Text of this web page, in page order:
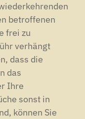
betroffenen
frei zu
verhängt
dass die
das
Ihre
sonst in
können Sie